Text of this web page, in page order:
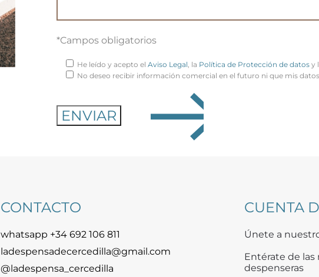
*Campos obligatorios
He leído y acepto el Aviso Legal , la Política de Protección de datos y
No deseo recibir información comercial en el futuro ni que mis
CONTACTO
whatsapp +34 692 106 811
ladespensadecercedilla@gmail.com
@ladespensa_cercedilla
CUENTA
Únete a
Entérate de las
despenseras